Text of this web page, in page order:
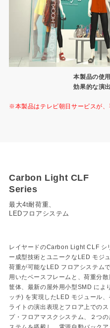
本製品の使
効果的な演
※本製品はテレビ朝日サービスが
Carbon Light CLF
Series
最大4t耐荷重、
LEDフロアシステム
レイヤードのCarbon Light CLF シ
ー成型技術とユニークなLED モジ
荷重が可能なLED フロアシステム
用いたベースフレームと、荷重分
筐体、最新の屋外用小型SMD によ
ッチ) を実現したLED モジュール
ライトの演出表現とフロア上での
プ・フロアマスクシステム、２つ